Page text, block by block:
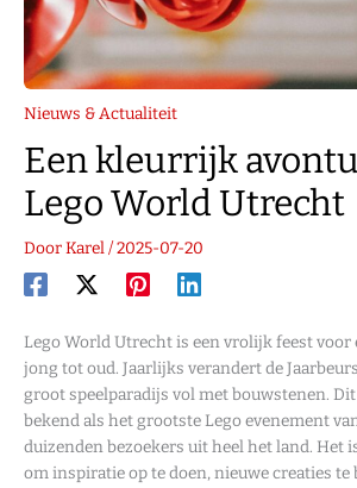
Nieuws & Actualiteit
Een kleurrijk
Lego World Utrecht
DoorKarel/2025-07-20
Lego World Utrecht is een vrolijk feest voor
jong tot oud. Jaarlijks verandert de
groot speelparadijs vol met bouwstenen.
bekend als het grootste Lego evenement
duizenden bezoekers uit heel het land. Het
om inspiratie op te doen, nieuwe creaties te